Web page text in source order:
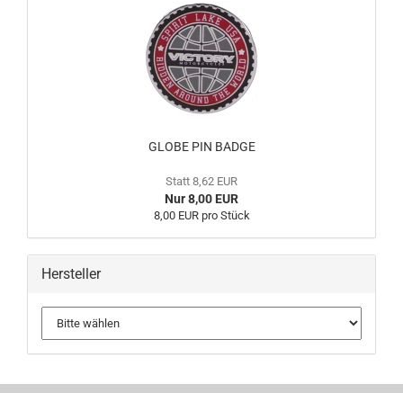
GLOBE PIN BADGE
Statt 8,62 EUR
Nur 8,00 EUR
8,00 EUR pro Stück
Hersteller